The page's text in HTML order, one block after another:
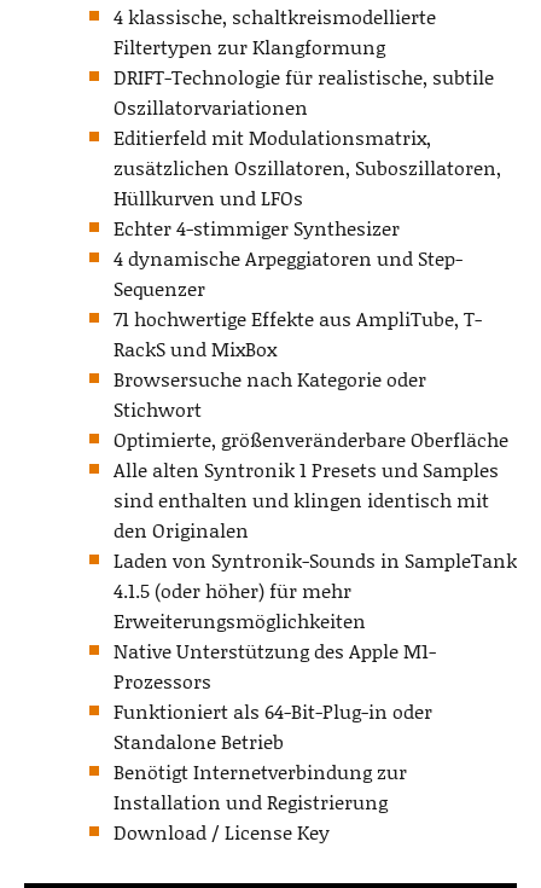
4 klassische, schaltkreismodellierte
Filtertypen zur Klangformung
DRIFT-Technologie für realistische, subtile
Oszillatorvariationen
Editierfeld mit Modulationsmatrix,
zusätzlichen Oszillatoren, Suboszillatoren,
Hüllkurven und LFOs
Echter 4-stimmiger Synthesizer
4 dynamische Arpeggiatoren und Step-
Sequenzer
71 hochwertige Effekte aus AmpliTube, T-
RackS und MixBox
Browsersuche nach Kategorie oder
Stichwort
Optimierte, größenveränderbare Oberfläche
Alle alten Syntronik 1 Presets und Samples
sind enthalten und klingen identisch mit
den Originalen
Laden von Syntronik-Sounds in SampleTank
4.1.5 (oder höher) für mehr
Erweiterungsmöglichkeiten
Native Unterstützung des Apple M1-
Prozessors
Funktioniert als 64-Bit-Plug-in oder
Standalone Betrieb
Benötigt Internetverbindung zur
Installation und Registrierung
Download / License Key